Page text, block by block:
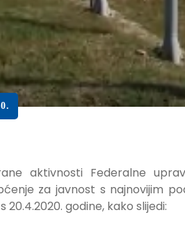
aktivnosti Federalne
za javnost s najnovijim
godine, kako slijedi: